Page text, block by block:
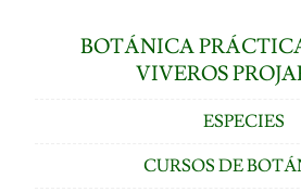
BOTÁNICA
VIVEROS
ESPECIES
CURSOS DE